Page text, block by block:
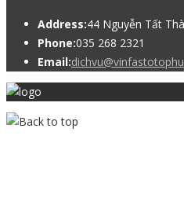
Address:44 Nguyễn Tất
Phone:035 268 2321
Email: